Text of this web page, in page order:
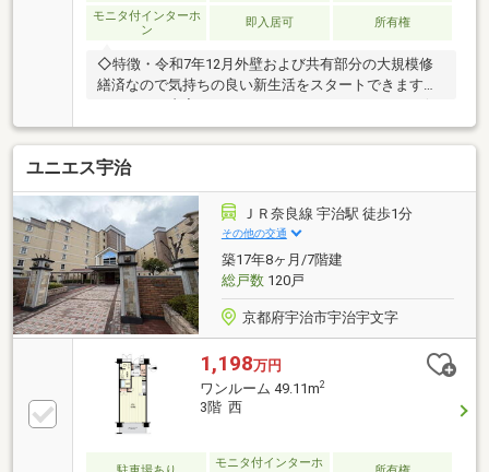
モニタ付インターホ
ン
即入居可 所有権
◇特徴・令和7年12月外壁および共有部分の大規模修
繕済なので気持ちの良い新生活をスタートできます◇
器、洗面化粧台・和室を洋室へ変更・クロス・クッシ
ョンフロア張替え・モニター付きインターホンに交
換・玄関鍵交換、建具 他◇立地・宇治市立伊勢田小
学校まで徒歩約6分・宇治市立宇治中学校まで徒歩約
14分◆◇弊社が選ばれる理由◆◇１．お金の扱い方の
プロ、ファイナンシャルプランナーが資金計画をサポ
ート！２．買い替えなどにも対応できる売却専門チー
ムあり！３．たくさんの銀行と繋がりがあるため、最
も低金利になるように審査が可能！
ユニエス宇治
ＪＲ奈良線 宇治駅 徒歩1分
その他の交通
築17年8ヶ月/7階建
総戸数120戸
京都府宇治市宇治宇文字
1,198万円
ワンルーム 49.11m2
3階 西
モニタ付インターホ